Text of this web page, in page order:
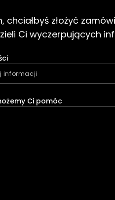
złożyć
Ci wyczerpujących
Ci pomóc